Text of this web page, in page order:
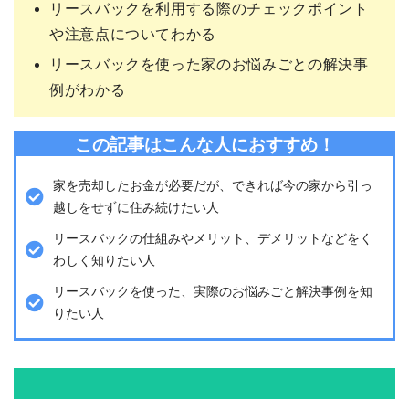
リースバックを利用する際のチェックポイント
や注意点についてわかる
リースバックを使った家のお悩みごとの解決事
例がわかる
この記事はこんな人におすすめ！
家を売却したお金が必要だが、できれば今の家から引っ
越しをせずに住み続けたい人
リースバックの仕組みやメリット、デメリットなどをく
わしく知りたい人
リースバックを使った、実際のお悩みごと解決事例を知
りたい人